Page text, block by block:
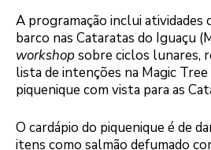
A programação inclui atividades
barco nas Cataratas do Iguaçu
workshopsobre ciclos lunares,
lista de intenções na Magic Tree
piquenique com vista para as
O cardápio do piquenique é de
itens como salmão defumado